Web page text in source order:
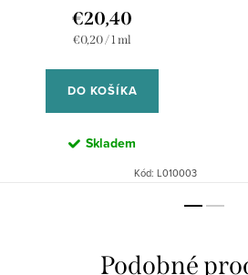
€20,40
Jednotková
€0,20 / 1 ml
DO KOŠÍKA
Skladem
Kód: L010003